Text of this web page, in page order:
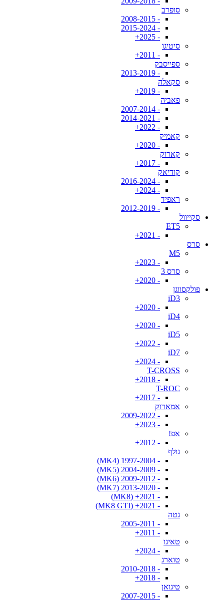
סופרב
- 2008-2015
- 2015-2024
- 2025+
סיטיגו
- 2011+
ספייסבק
- 2013-2019
סקאלה
- 2019+
פאביה
- 2007-2014
- 2014-2021
- 2022+
קאמיק
- 2020+
קארוק
- 2017+
קודיאק
- 2016-2024
- 2024+
ראפיד
- 2012-2019
סקייוול
ET5
- 2021+
סרס
M5
- 2023+
סרס 3
- 2020+
פולקסווגן
iD3
- 2020+
iD4
- 2020+
iD5
- 2022+
iD7
- 2024+
T-CROSS
- 2018+
T-ROC
- 2017+
אמארוק
- 2009-2022
- 2023+
אפ!
- 2012+
גולף
- 1997-2004 (MK4)
- 2004-2009 (MK5)
- 2009-2012 (MK6)
- 2013-2020 (MK7)
- 2021+ (MK8)
- 2021+ (MK8 GTI)
גטה
- 2005-2011
- 2011+
טאיגו
- 2024+
טוארג
- 2010-2018
- 2018+
טיגואן
- 2007-2015